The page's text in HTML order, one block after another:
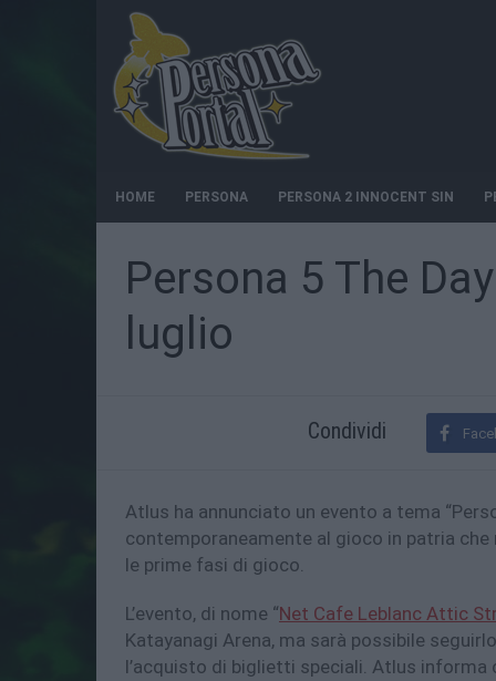
HOME PERSONA PERSONA 2 INNOCENT SIN
Persona 5 The
luglio
Condividi
Atlus ha annunciato un evento a tema
contemporaneamente al gioco in patria
le prime fasi di gioco.
L’evento, di nome “Net Cafe Leblanc Attic
Katayanagi Arena, ma sarà possibile
l’acquisto di biglietti speciali. Atlus